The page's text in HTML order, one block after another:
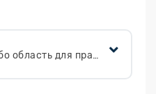
Оберіть бажане місто або область для працевлаштування